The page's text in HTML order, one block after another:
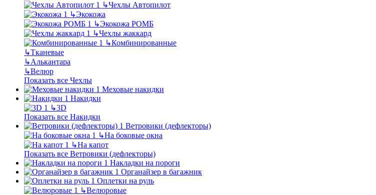
↳Чехлы Автопилот
↳Экокожа
↳Экокожа РОМБ
↳Чехлы жаккард
↳Комбинированные
↳Тканевые
↳Алькантара
↳Велюр
Показать все Чехлы
Меховые накидки
Накидки
↳3D
Показать все Накидки
Ветровики (дефлекторы)
↳На боковые окна
↳На капот
Показать все Ветровики (дефлекторы)
Накладки на пороги
Органайзер в багажник
Оплетки на руль
↳Велюровые